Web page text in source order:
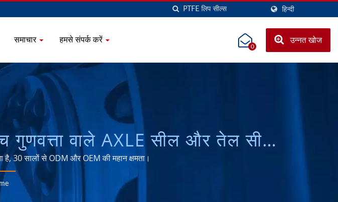
हिन्दी
समाचार हमसे संपर्क करें
0
उन्नत खोज
- CHO
30 सालों से ODM और OEM की महान क्षमता।